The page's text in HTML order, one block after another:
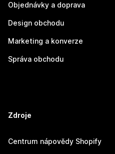
Objednávky a doprava
Design obchodu
Marketing a konverze
Správa obchodu
Zdroje
Centrum nápovědy Shopify